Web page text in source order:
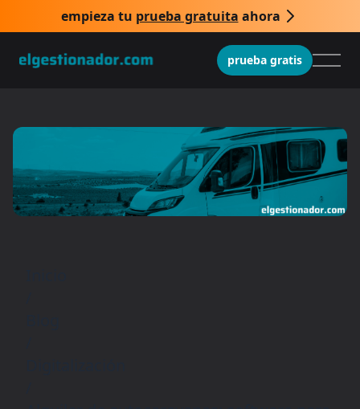
empieza tu prueba gratuita ahora
prueba gratis